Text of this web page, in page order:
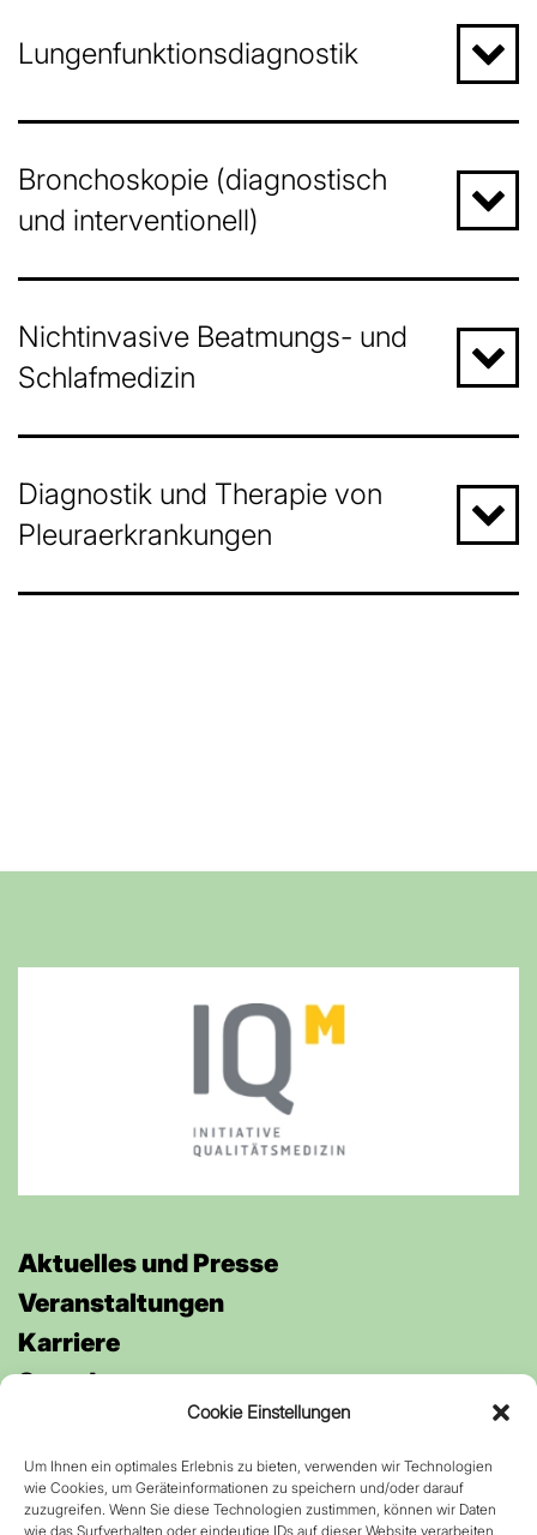
Cookie Einstellungen
Um Ihnen ein optimales Erlebnis zu bieten, verwenden wir Technologien
wie Cookies, um Geräteinformationen zu speichern und/oder darauf
zuzugreifen. Wenn Sie diese Technologien zustimmen, können wir Daten
wie das Surfverhalten oder eindeutige IDs auf dieser Website verarbeiten.
Lungenfunktionsdiagnostik
Bronchoskopie (diagnostisch
und interventionell)
Nichtinvasive Beatmungs- und
Schlafmedizin
Diagnostik und Therapie von
Pleuraerkrankungen
Aktuelles und Presse
Veran­staltungen
Karriere
Spenden
Anfahrt
Kontakt